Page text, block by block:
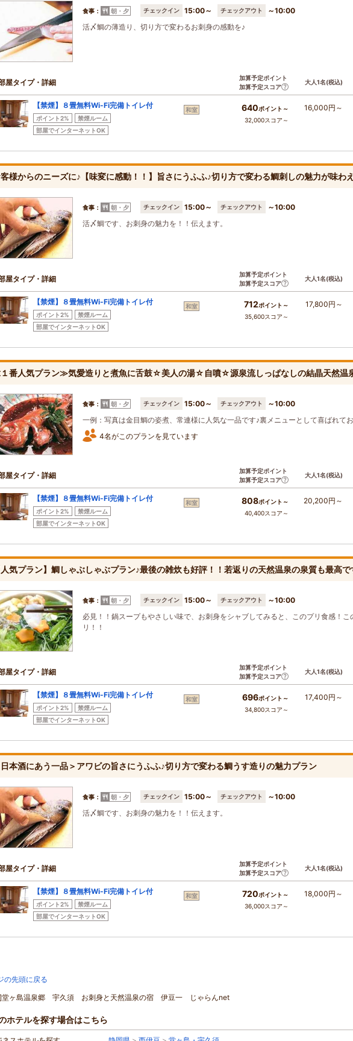
食事： 朝・夕 チェックイン 15:00～ チェックアウト
～10:00
活〆鯛の薄造り、切り方で変わるお刺身の感動を♪
屋タイプ・詳細
加算予定ポイント
加算予定スコア
大人1名(税込)
【禁煙】８畳無料Wi-Fi完備トイレ付
ポイント2%
禁煙ルーム
部屋でインターネットOK
和室 640ポイント～
32,000スコア～
16,000円～
様からのニーズに♪【味変に感動！！】旨さにうふふ♪切り方で変わる鯛刺しの魅力が味わ
食事： 朝・夕 チェックイン 15:00～ チェックアウト
～10:00
活〆鯛です、お刺身の魅力を！！伝えます。
屋タイプ・詳細
加算予定ポイント
加算予定スコア
大人1名(税込)
【禁煙】８畳無料Wi-Fi完備トイレ付
ポイント2%
禁煙ルーム
部屋でインターネットOK
和室 712ポイント～
35,600スコア～
17,800円～
番人気プラン≫気愛造りと煮魚に舌鼓☆美人の湯☆自噴☆源泉流しっぱなしの結晶天然温
食事： 朝・夕 チェックイン 15:00～ チェックアウト
～10:00
一例：写真は金目鯛の姿煮、常連様に人気な一品です♪裏メニューとして喜ばれてお
4名がこのプランを見ています
屋タイプ・詳細
加算予定ポイント
加算予定スコア
大人1名(税込)
【禁煙】８畳無料Wi-Fi完備トイレ付
ポイント2%
禁煙ルーム
部屋でインターネットOK
和室 808ポイント～
40,400スコア～
20,200円～
人気プラン】鯛しゃぶしゃぶプラン♪最後の雑炊も好評！！若返りの天然温泉の泉質も最高で
食事： 朝・夕 チェックイン 15:00～ チェックアウト
～10:00
必見！！鍋スープもやさしい味で、お刺身をシャブしてみると、このプリ食感！こ
リ！！
屋タイプ・詳細
加算予定ポイント
加算予定スコア
大人1名(税込)
【禁煙】８畳無料Wi-Fi完備トイレ付
ポイント2%
禁煙ルーム
部屋でインターネットOK
和室 696ポイント～
34,800スコア～
17,400円～
日本酒にあう一品＞アワビの旨さにうふふ♪切り方で変わる鯛うす造りの魅力プラン
食事： 朝・夕 チェックイン 15:00～ チェックアウト
～10:00
活〆鯛です、お刺身の魅力を！！伝えます。
屋タイプ・詳細
加算予定ポイント
加算予定スコア
大人1名(税込)
【禁煙】８畳無料Wi-Fi完備トイレ付
ポイント2%
禁煙ルーム
部屋でインターネットOK
和室 720ポイント～
36,000スコア～
18,000円～
の先頭に戻る
堂ヶ島温泉郷 宇久須 お刺身と天然温泉の宿 伊豆一 じゃらんnet
ホテルを探す場合はこちら